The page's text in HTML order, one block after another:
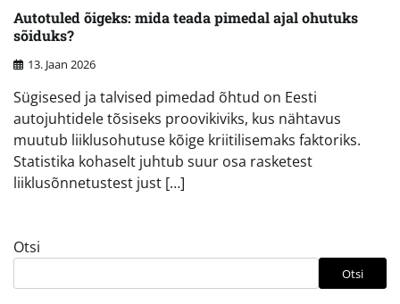
Autotuled õigeks: mida teada pimedal ajal ohutuks
sõiduks?
13. Jaan 2026
Sügisesed ja talvised pimedad õhtud on Eesti
autojuhtidele tõsiseks proovikiviks, kus nähtavus
muutub liiklusohutuse kõige kriitilisemaks faktoriks.
Statistika kohaselt juhtub suur osa rasketest
liiklusõnnetustest just […]
Otsi
Otsi